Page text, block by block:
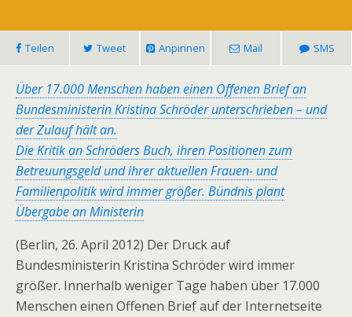
Teilen Tweet Anpinnen Mail SMS
Über 17.000 Menschen haben einen Offenen Brief an
Bundesministerin Kristina Schröder unterschrieben – und
der Zulauf hält an.
Die Kritik an Schröders Buch, ihren Positionen zum
Betreuungsgeld und ihrer aktuellen Frauen- und
Familienpolitik wird immer größer. Bündnis plant
Übergabe an Ministerin
(Berlin, 26. April 2012) Der Druck auf
Bundesministerin Kristina Schröder wird immer
größer. Innerhalb weniger Tage haben über 17.000
Menschen einen Offenen Brief auf der Internetseite